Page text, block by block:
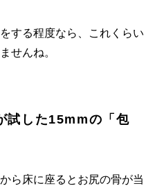
する程度なら、これくらい
せんね。
試した15mmの「包
ら床に座るとお尻の骨が当